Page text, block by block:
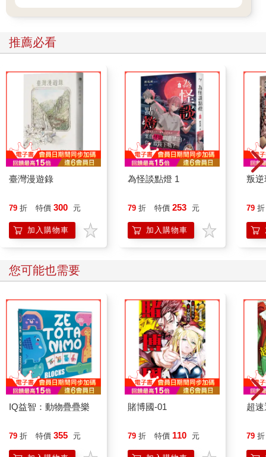
推薦必看
臺灣漫遊錄
79 折 特價 300 元
加入購物車
為怪談點燈 1
79 折 特價 253 元
加入購物車
叛逆
79 折
您可能也需要
IQ益智：動物疊疊樂
79 折 特價 355 元
賭博國-01
79 折 特價 110 元
超
79 折